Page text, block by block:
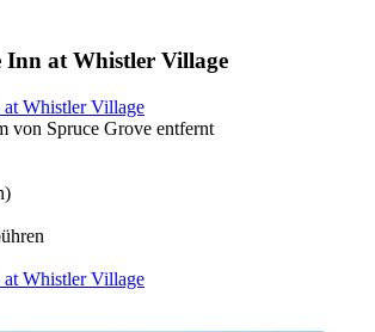
Inn at Whistler Village
Whistler Village
von Spruce Grove entfernt
Whistler Village